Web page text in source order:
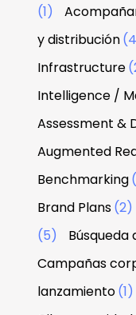
(1)
y distribución
Infrastructure
Intelligence /
Assessment &
Augmented
Benchmarking
Brand Plans(2)
(5)
Campañas
lanzamiento(1)